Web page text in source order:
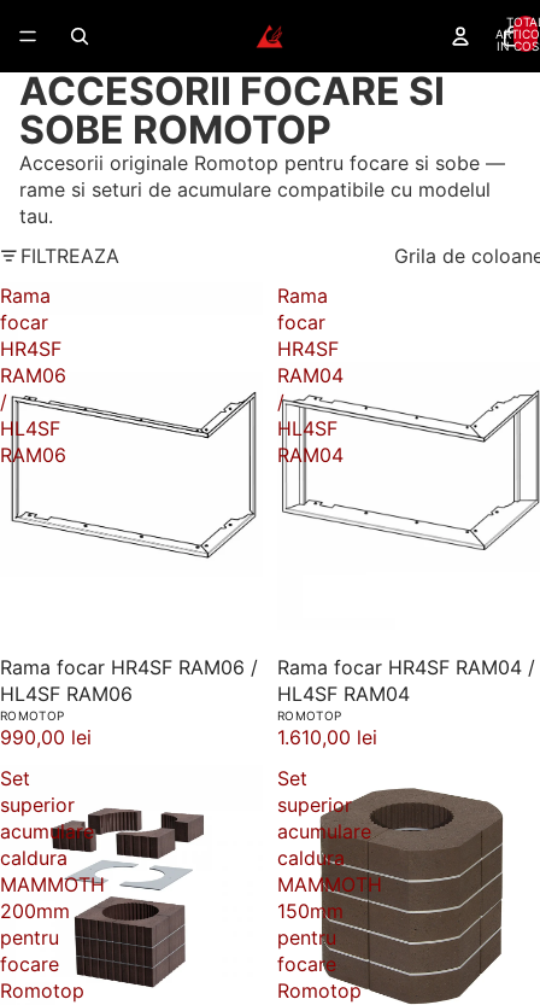
IN
ACCESORII FOCARE SI
SOBE ROMOTOP
Accesorii originale Romotop pentru focare si sobe —
rame si seturi de acumulare compatibile cu modelul
tau.
FILTREAZA
Grila de
Rama
focar
HR4SF
RAM06
/
HL4SF
RAM06
Rama focar HR4SF RAM06 /
HL4SF RAM06
ROMOTOP
990,00 lei
Rama
focar
HR4SF
RAM04
/
HL4SF
RAM04
Rama focar HR4SF RAM04 /
HL4SF RAM04
ROMOTOP
1.610,00 lei
Set
superior
acumulare
caldura
MAMMOTH
200mm
pentru
focare
Romotop
Set
superior
acumulare
caldura
MAMMOTH
150mm
pentru
focare
Romotop